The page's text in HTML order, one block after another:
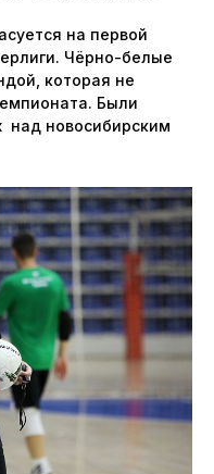
на первой
Чёрно-белые
которая не
Были
над новосибирским